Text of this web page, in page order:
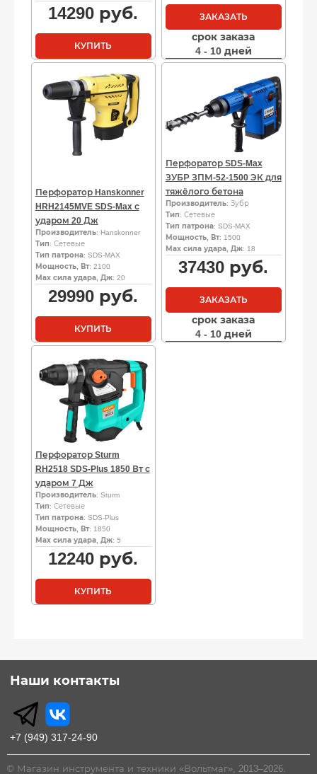
14290 руб.
КУПИТЬ
ЗАКАЗАТЬ
срок заказа
4 - 10 дней
Перфоратор Hanskonner
HRH2145MVE SDS-Max с
ударом 20 Дж
Производитель: Hanskonner
Тип: Сетевые
Тип патрона: SDS-MAX
Мощность, Вт: 2100
Мах сила удара, Дж: 20
29990 руб.
КУПИТЬ
Перфоратор SDS-Max
ЗУБР ЗПМ-52-1500 ЭК для
тяжёлого бетона
Производитель: Зубр
Тип: Сетевые
Тип патрона: SDS-MAX
Мощность, Вт: 1500
Мах сила удара, Дж: 18
37430 руб.
ЗАКАЗАТЬ
срок заказа
4 - 10 дней
Перфоратор Sturm
RH2518 SDS-Plus 1850 Вт с
ударом 7 Дж
Производитель: Sturm
Тип: Сетевые
Тип патрона: SDS-Plus
Мощность, Вт: 1850
Мах сила удара, Дж: 5
12240 руб.
КУПИТЬ
Наши контакты
+7 (949) 317-24-90
© Магазин инструмента и техники «Вольтмаг», 2013–2026.